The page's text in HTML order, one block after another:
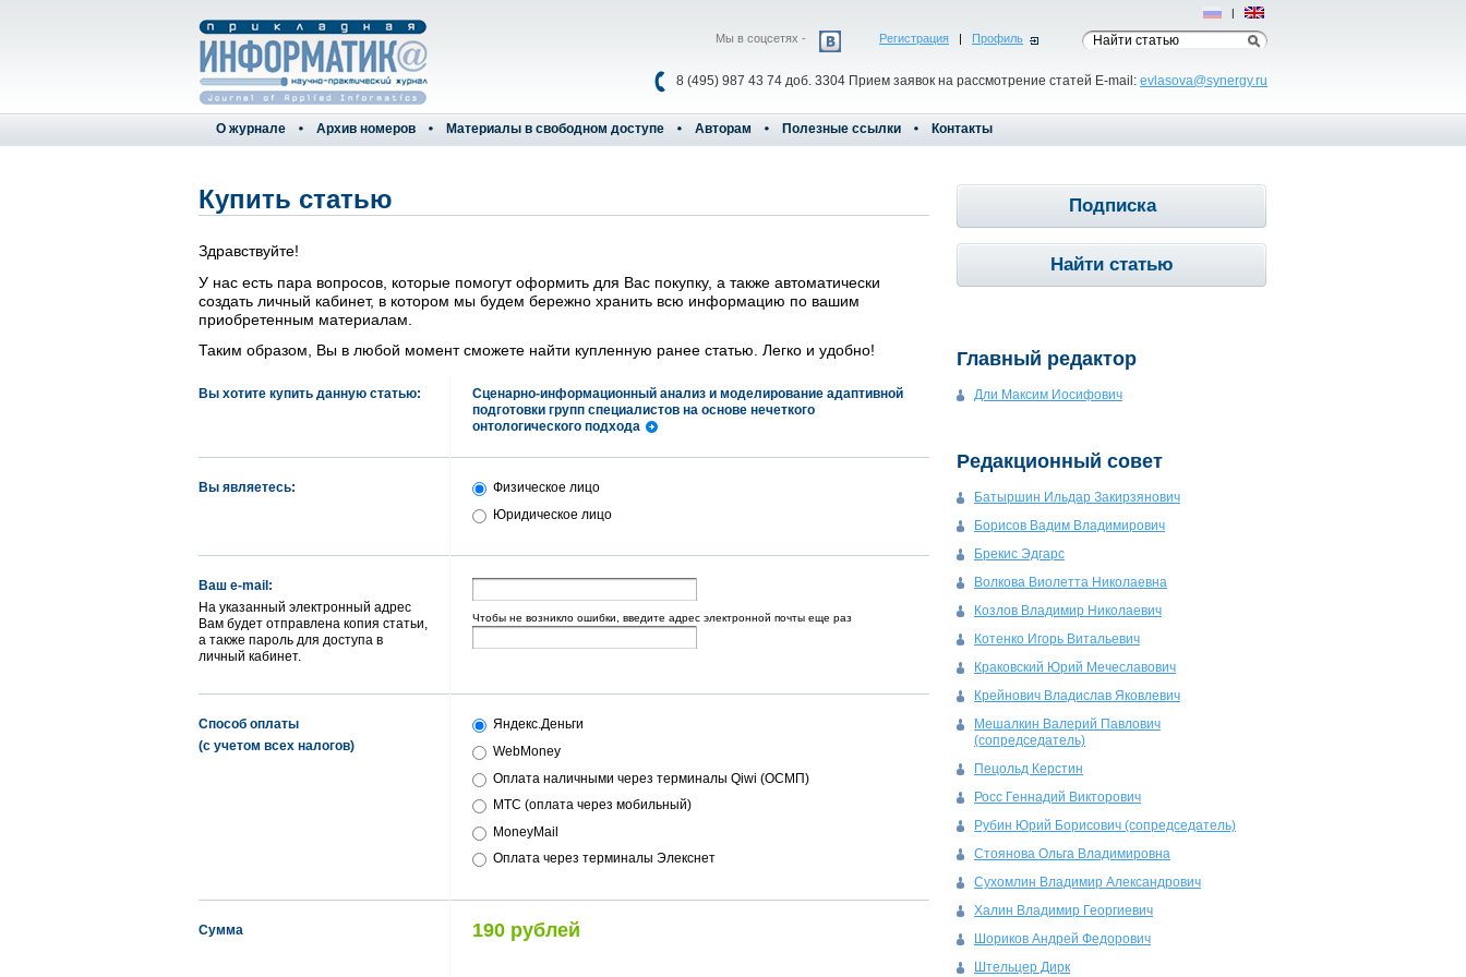
Регистрация | Профиль
8 (495) 987 43 74 доб. 3304 Прием заявок на рассмотрение статей E-mail: evlasova@synergy.ru
Мы в соцсетях -
Рус | Eng
О журнале Архив номеров Материалы в свободном доступе Авторам Полезные ссылки Контакты
Купить статью
Здравствуйте!
У нас есть пара вопросов, которые помогут оформить для Вас покупку, а также автоматически
создать личный кабинет, в котором мы будем бережно хранить всю информацию по вашим
приобретенным материалам.
Таким образом, Вы в любой момент сможете найти купленную ранее статью. Легко и удобно!
Вы хотите купить данную статью:
Сценарно-информационный анализ и моделирование адаптивной
подготовки групп специалистов на основе нечеткого
онтологического подхода
Вы являетесь:
Физическое лицо
Юридическое лицо
Ваш e-mail:
На указанный электронный адрес
Вам будет отправлена копия статьи,
а также пароль для доступа в
личный кабинет.
Чтобы не возникло ошибки, введите адрес электронной почты еще раз
Способ оплаты
(с учетом всех налогов)
Яндекс.Деньги
WebMoney
Оплата наличными через терминалы Qiwi (ОСМП)
МТС (оплата через мобильный)
MoneyMail
Оплата через терминалы Элекснет
Сумма 190 рублей
Подписка
Найти статью
Главный редактор
Дли Максим Иосифович
Редакционный совет
Батыршин Ильдар Закирзянович
Борисов Вадим Владимирович
Брекис Эдгарс
Волкова Виолетта Николаевна
Козлов Владимир Николаевич
Котенко Игорь Витальевич
Краковский Юрий Мечеславович
Крейнович Владислав Яковлевич
Мешалкин Валерий Павлович
(сопредседатель)
Пецольд Керстин
Росс Геннадий Викторович
Рубин Юрий Борисович (сопредседатель)
Стоянова Ольга Владимировна
Сухомлин Владимир Александрович
Халин Владимир Георгиевич
Шориков Андрей Федорович
Штельцер Дирк